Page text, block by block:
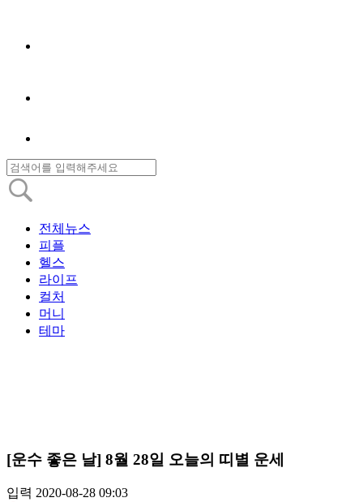
전체뉴스
피플
헬스
라이프
컬처
머니
테마
[운수 좋은 날] 8월 28일 오늘의 띠별 운세
입력 2020-08-28 09:03